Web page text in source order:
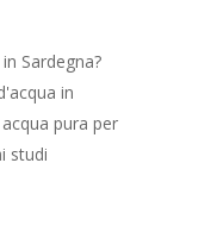
Sardegna?
in
pura per
studi